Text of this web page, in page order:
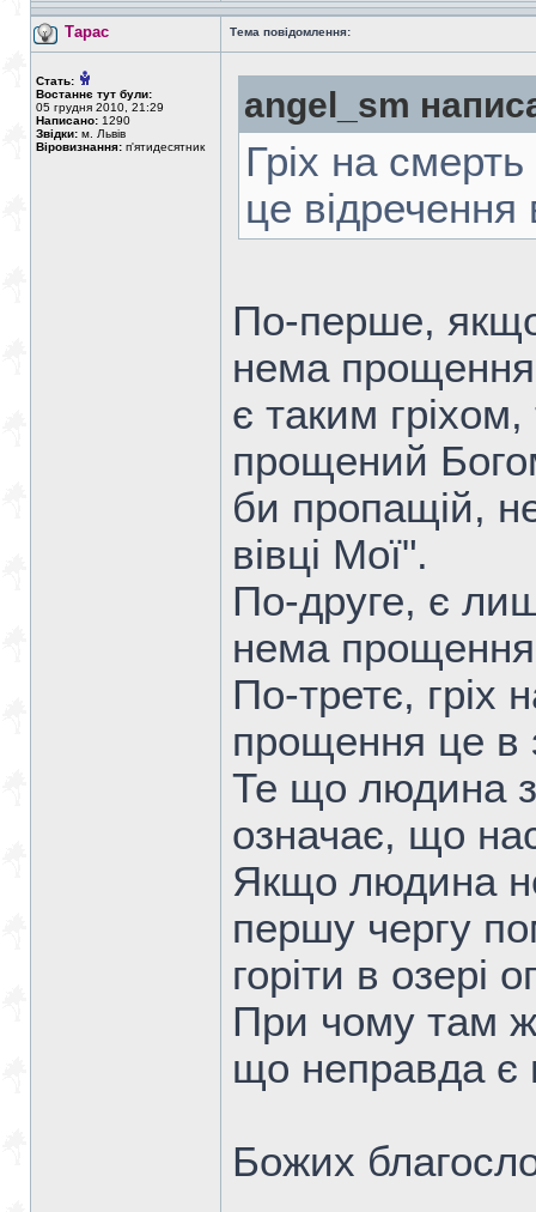
Тарас Тема повідомлення:
Стать:
Востаннє тут були:
05 грудня 2010, 21:29
Написано: 1290
Звідки: м. Львів
Віровизнання: п'ятидесятник
angel_sm
Гріх на
це відречення
По-перше,
нема
є таким
прощений
би пропащій,
вівці Мої".
По-друге, є
нема
По-третє, гріх
прощення це в
Те що людина
означає, що
Якщо людина
першу чергу
горіти в озері
При чому там
що неправда є
Божих